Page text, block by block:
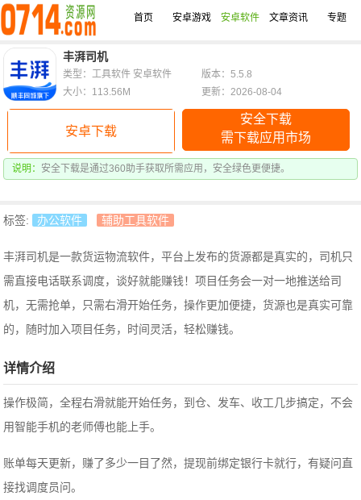
首页 安卓游戏 安卓软件 文章资讯 专题
丰湃司机
安卓下载
安全下载
需下载应用市场
说明： 安全下载是通过360助手获取所需应用，安全绿色更便捷。
类型：工具软件 安卓软件
版本：5.5.8
大小：113.56M
更新：2026-08-04
标签: 办公软件 辅助工具软件
丰湃司机是一款货运物流软件，平台上发布的货源都是真实的，司机只
需直接电话联系调度，谈好就能赚钱！项目任务会一对一地推送给司
机，无需抢单，只需右滑开始任务，操作更加便捷，货源也是真实可靠
的，随时加入项目任务，时间灵活，轻松赚钱。
详情介绍
操作极简，全程右滑就能开始任务，到仓、发车、收工几步搞定，不会
用智能手机的老师傅也能上手。
账单每天更新，赚了多少一目了然，提现前绑定银行卡就行，有疑问直
接找调度员问。